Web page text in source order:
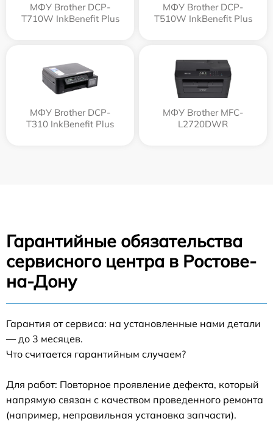
МФУ Brother DCP-
T710W InkBenefit Plus
МФУ Brother DCP-
T510W InkBenefit Plus
МФУ Brother DCP-
T310 InkBenefit Plus
МФУ Brother MFC-
L2720DWR
Гарантийные обязательства
сервисного центра в Ростове-
на-Дону
Гарантия от сервиса: на установленные нами детали
— до 3 месяцев.
Что считается гарантийным случаем?
Для работ: Повторное проявление дефекта, который
напрямую связан с качеством проведенного ремонта
(например, неправильная установка запчасти).